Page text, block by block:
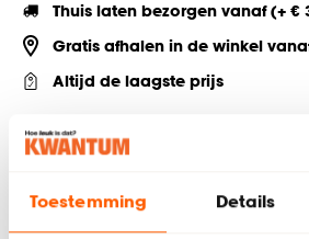
Toestemming Details
Thuis laten bezorgen vanaf (+ €
Gratis afhalen in de winkel
Altijd de laagste prijs
Deel jouw product & volg ons op